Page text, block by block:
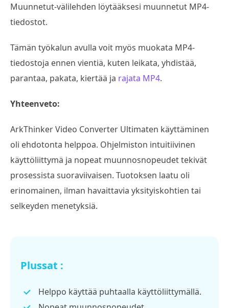
Muunnetut-välilehden löytääksesi muunnetut MP4-
tiedostot.
Tämän työkalun avulla voit myös muokata MP4-
tiedostoja ennen vientiä, kuten leikata, yhdistää,
parantaa, pakata, kiertää ja rajata MP4.
Yhteenveto:
ArkThinker Video Converter Ultimaten käyttäminen
oli ehdotonta helppoa. Ohjelmiston intuitiivinen
käyttöliittymä ja nopeat muunnosnopeudet tekivät
prosessista suoraviivaisen. Tuotoksen laatu oli
erinomainen, ilman havaittavia yksityiskohtien tai
selkeyden menetyksiä.
Plussat :
Helppo käyttää puhtaalla käyttöliittymällä.